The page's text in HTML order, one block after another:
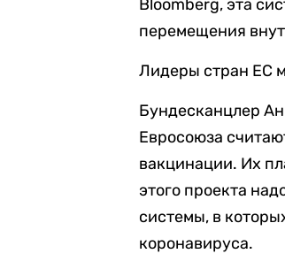
Bloomberg, эта
перемещения
Лидеры стран ЕС
Бундесканцлер
Евросоюза
вакцинации. Их
этого проекта
системы, в
коронавируса.